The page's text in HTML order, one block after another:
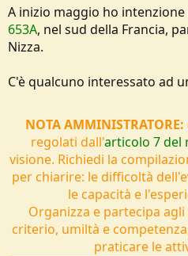
s
i
o
n
A inizio maggio ho
653A, nel sud della Francia,
Nizza.
C'è qualcuno interessato ad
NOTA AMMINISTRATORE:
regolati dall'articolo 7 del
visione. Richiedi la
per chiarire: le difficoltà
le capacità e
Organizza e partecipa
criterio, umiltà e
praticare le